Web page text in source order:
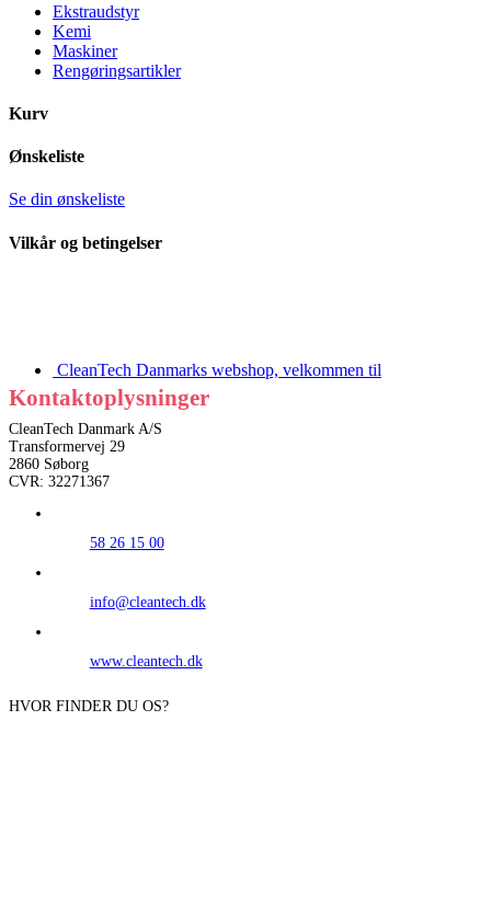
Ekstraudstyr
Kemi
Maskiner
Rengøringsartikler
Kurv
Ønskeliste
Se din ønskeliste
Vilkår og betingelser
CleanTech Danmarks webshop, velkommen til
Kontaktoplysninger
CleanTech Danmark A/S
Transformervej 29
2860 Søborg
CVR: 32271367
58 26 15 00
info@cleantech.dk
www.cleantech.dk
HVOR FINDER DU OS?